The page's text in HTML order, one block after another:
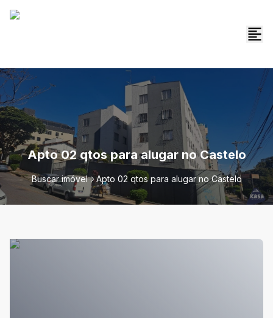
Apto 02 qtos para alugar no Castelo
Buscar imóvel Apto 02 qtos para alugar no Castelo